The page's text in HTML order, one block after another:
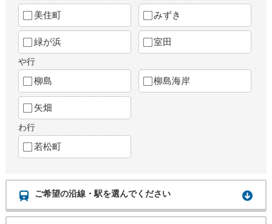
美住町 みずき
緑が浜 室田
や行
柳島 柳島海岸
矢畑
わ行
若松町
ご希望の沿線・駅を選んでください